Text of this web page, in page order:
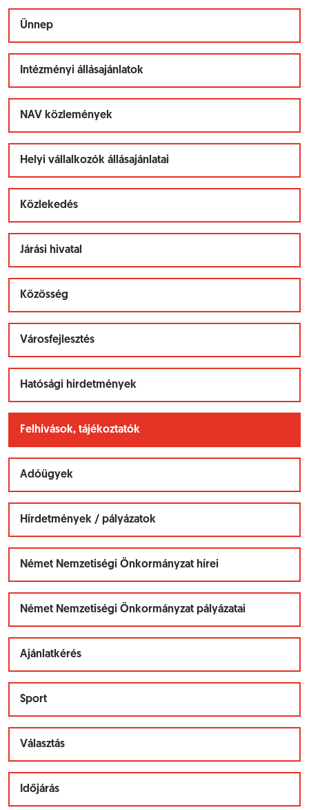
Ünnep
Intézményi állásajánlatok
NAV közlemények
Helyi vállalkozók állásajánlatai
Közlekedés
Járási hivatal
Közösség
Városfejlesztés
Hatósági hirdetmények
Felhívások, tájékoztatók
Adóügyek
Hírdetmények / pályázatok
Német Nemzetiségi Önkormányzat hírei
Német Nemzetiségi Önkormányzat pályázatai
Ajánlatkérés
Sport
Választás
Időjárás